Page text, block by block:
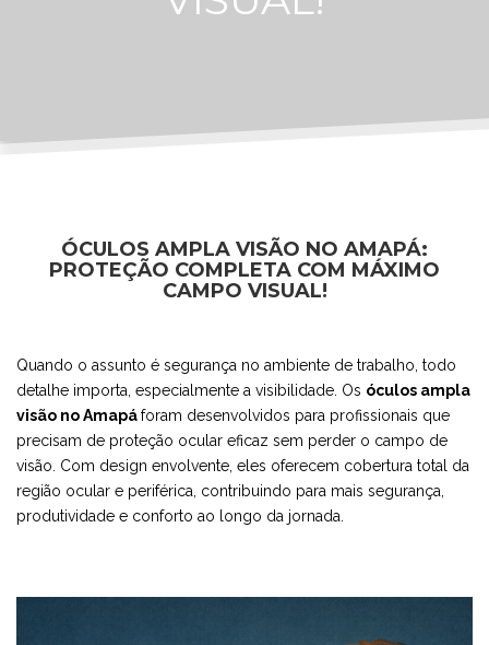
ÓCULOS AMPLA VISÃO NO AMAPÁ:
PROTEÇÃO COMPLETA COM MÁXIMO
CAMPO VISUAL!
Quando o assunto é segurança no ambiente de trabalho, todo
detalhe importa, especialmente a visibilidade. Os óculos ampla
visão no Amapáforam desenvolvidos para profissionais que
precisam de proteção ocular eficaz sem perder o campo de
visão. Com design envolvente, eles oferecem cobertura total da
região ocular e periférica, contribuindo para mais segurança,
produtividade e conforto ao longo da jornada.